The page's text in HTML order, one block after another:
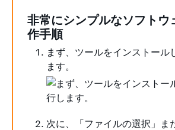
非常にシンプルなソフトウ
作手順
まず、ツールをインストール
ます。
次に、「ファイルの選択」ま